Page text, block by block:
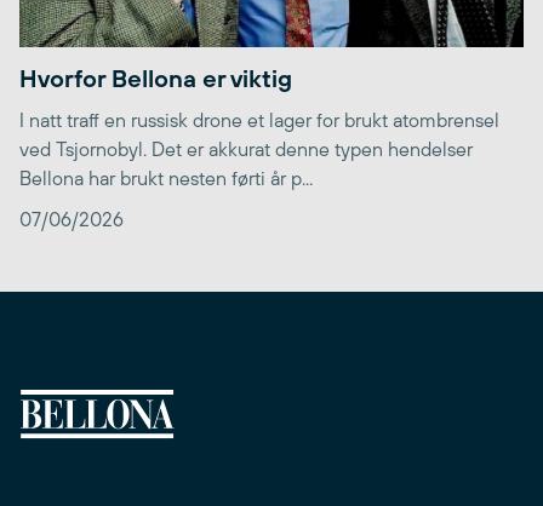
Hvorfor Bellona er viktig
I natt traff en russisk drone et lager for brukt atombrensel
ved Tsjornobyl. Det er akkurat denne typen hendelser
Bellona har brukt nesten førti år p...
07/06/2026